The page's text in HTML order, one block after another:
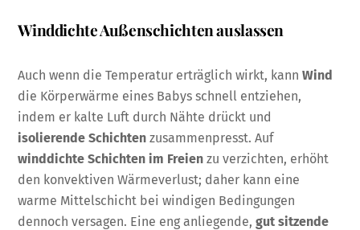
Winddichte Außenschichten auslassen
Auch wenn die Temperatur erträglich wirkt, kannWind
die Körperwärme eines Babys schnell entziehen,
indem er kalte Luft durch Nähte drückt und
isolierende Schichten zusammenpresst. Auf
winddichte Schichten im Freien zu verzichten, erhöht
den konvektiven Wärmeverlust; daher kann eine
warme Mittelschicht bei windigen Bedingungen
dennoch versagen. Eine eng anliegende,gut sitzende